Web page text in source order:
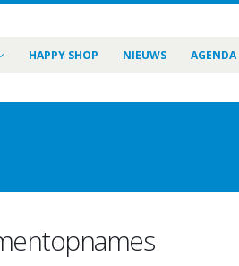
HAPPY SHOP NIEUWS AGENDA